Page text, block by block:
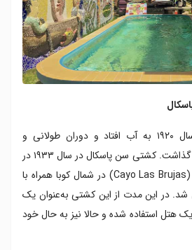
این نفت‌کش سابق در سال ۱۹۲۰ به آب افتاد و دوران طولانی و
پرفرازونشیبی را پشت سر گذاشت. کشتی سن پاسکال در سال ۱۹۳۳ در
ساحل کایو لاس بروخاس (Cayo Las Brujas) در شمال کوبا همراه با
در این مدت از این کشتی به‌عنوان یک
استفاده شده و حالا نیز به حال خود